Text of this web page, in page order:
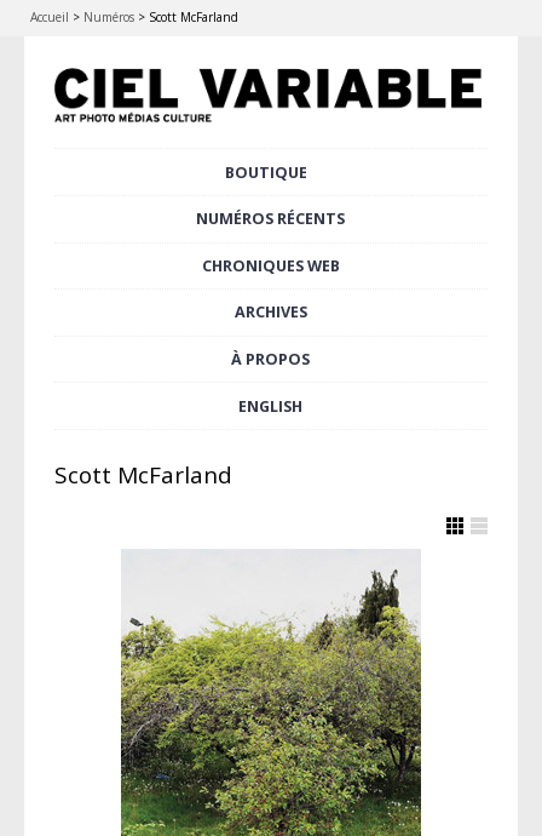
Accueil > Numéros > Scott McFarland
BOUTIQUE
NUMÉROS RÉCENTS
CHRONIQUES WEB
ARCHIVES
À PROPOS
ENGLISH
Scott McFarland